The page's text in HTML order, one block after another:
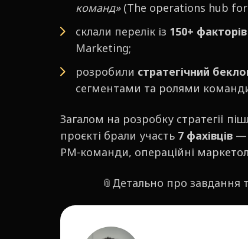
команд»(The operations hub
склали перелік із 150+
Marketing;
розробили стратегічний
сегментами та ролями
Загалом на розробку стратегії
проєкті брали участь 7 фахівців —
PM-команди, операційні
📎Детально про завдання